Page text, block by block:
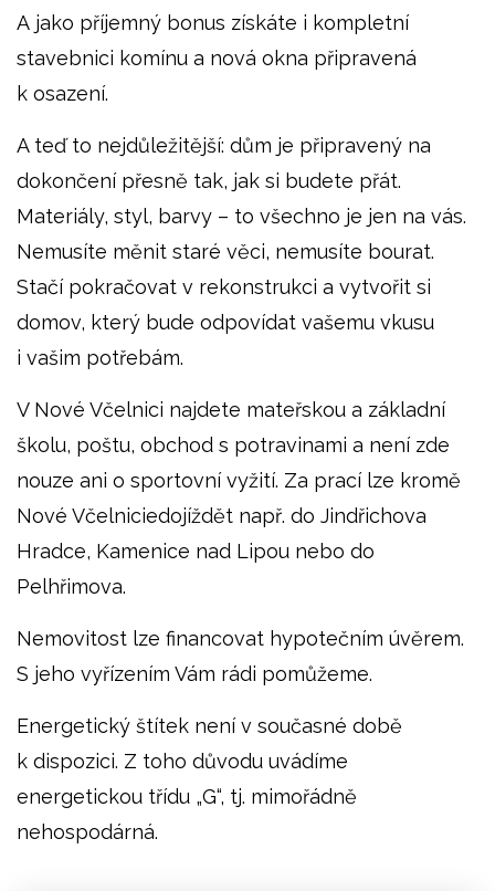
A jako příjemný bonus získáte i kompletní
stavebnici komínu a nová okna připravená
k osazení.
A teď to nejdůležitější: dům je připravený na
dokončení přesně tak, jak si budete přát.
Materiály, styl, barvy – to všechno je jen na vás.
Nemusíte měnit staré věci, nemusíte bourat.
Stačí pokračovat v rekonstrukci a vytvořit si
domov, který bude odpovídat vašemu vkusu
i vašim potřebám.
V Nové Včelnici najdete mateřskou a základní
školu, poštu, obchod s potravinami a není zde
nouze ani o sportovní vyžití. Za prací lze kromě
Nové Včelniciedojíždět např. do Jindřichova
Hradce, Kamenice nad Lipou nebo do
Pelhřimova.
Nemovitost lze financovat hypotečním úvěrem.
S jeho vyřízením Vám rádi pomůžeme.
Energetický štítek není v současné době
k dispozici. Z toho důvodu uvádíme
energetickou třídu „G“, tj. mimořádně
nehospodárná.